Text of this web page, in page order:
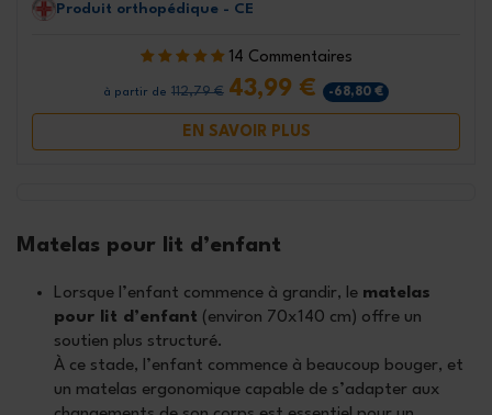
Produit orthopédique - CE
14 Commentaires
à partir de 112,79 € 43,99 € -68,80 €
EN SAVOIR PLUS
Matelas pour lit d’enfant
Lorsque l’enfant commence à grandir, le matelas
pour lit d’enfant (environ 70x140 cm) offre un
soutien plus structuré.
À ce stade, l’enfant commence à beaucoup bouger, et
un matelas ergonomique capable de s’adapter aux